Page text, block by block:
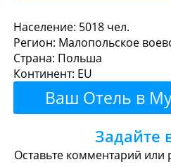
Мушина - Где
Рестораны Кафе
Булочные
Торговые
Население: 5018 чел.
Регион: Малопольское
Страна: Польша
Континент: EU
Ваш Отель в
Задайте
Оставьте комментарий или